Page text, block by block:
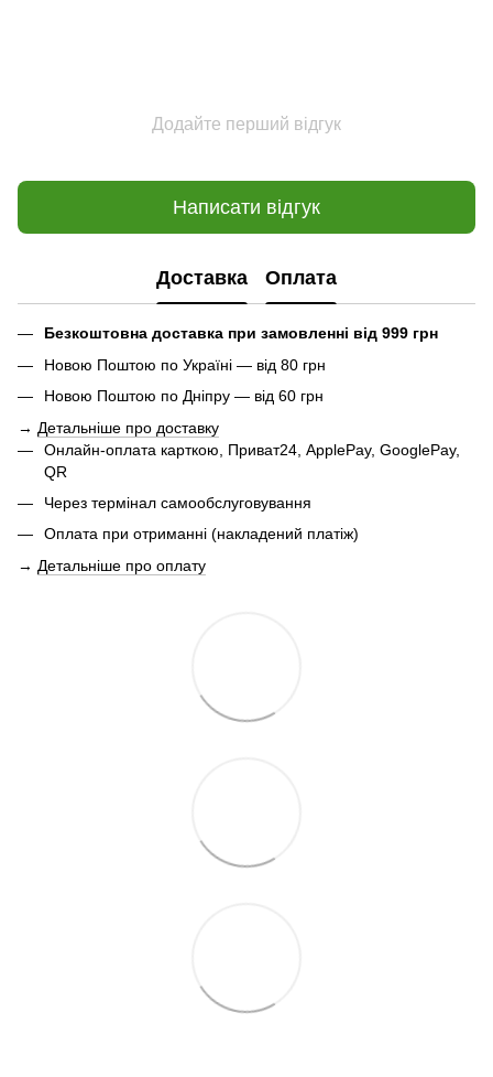
Додайте перший відгук
Написати відгук
Доставка Оплата
Безкоштовна доставка при замовленні від 999 грн
Новою Поштою по Україні — від 80 грн
Новою Поштою по Дніпру — від 60 грн
→ Детальніше про доставку
Онлайн-оплата карткою, Приват24, ApplePay, GooglePay,
QR
Через термінал самообслуговування
Оплата при отриманні (накладений платіж)
→ Детальніше про оплату